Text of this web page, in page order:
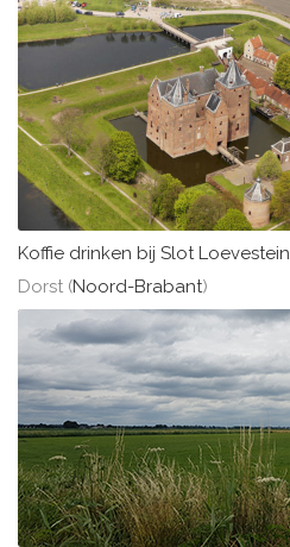
Koffie drinken bij Slot Loevestein
Dorst (Noord-Brabant)